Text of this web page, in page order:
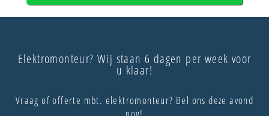
Elektromonteur? Wij staan 6 dagen per week voor
u klaar!
Vraag of offerte mbt. elektromonteur? Bel ons deze avond